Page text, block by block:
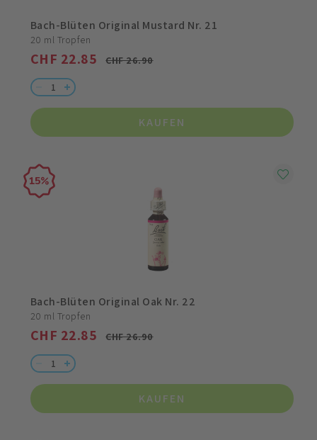
Bach-Blüten Original Mustard Nr. 21
20 ml Tropfen
CHF 26.90
CHF 22.85
KAUFEN
15
Bach-Blüten Original Oak Nr. 22
20 ml Tropfen
CHF 26.90
CHF 22.85
KAUFEN